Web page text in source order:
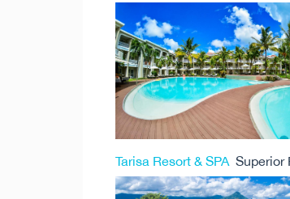
Tarisa Resort & SPA Superior